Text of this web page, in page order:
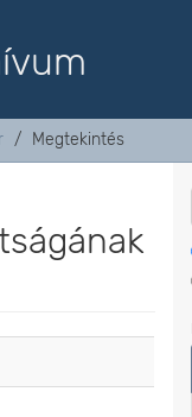
Megtekintés